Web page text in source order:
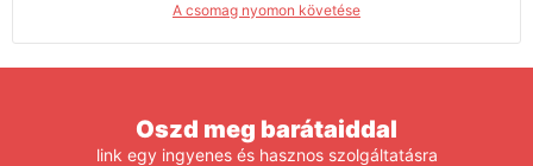
A csomag nyomon követése
Oszd meg barátaiddal
link egy ingyenes és hasznos szolgáltatásra